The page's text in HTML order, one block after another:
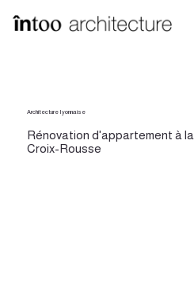
Architecture Iyonnaise
Rénovation d'appartement à la
Croix-Rousse